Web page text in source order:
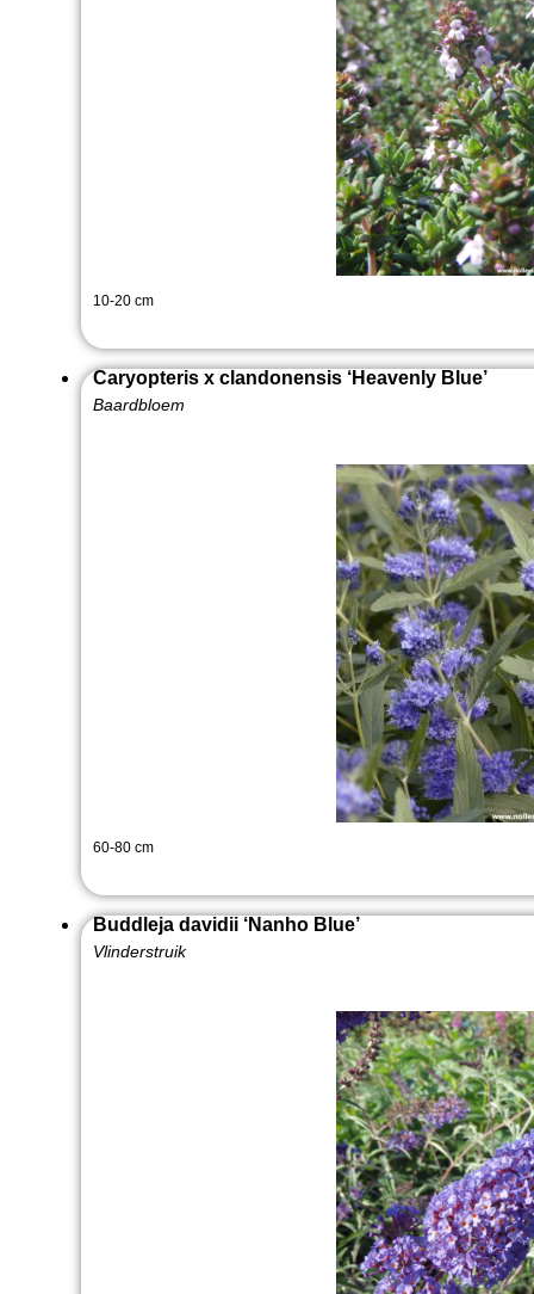
10-20 cm
Caryopteris x clandonensis ‘Heavenly Blue’
Baardbloem
60-80 cm
Buddleja davidii ‘Nanho Blue’
Vlinderstruik